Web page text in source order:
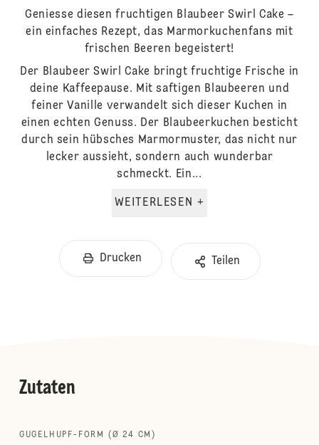
Geniesse diesen fruchtigen Blaubeer Swirl Cake –
ein einfaches Rezept, das Marmorkuchenfans mit
frischen Beeren begeistert!
Der Blaubeer Swirl Cake bringt fruchtige Frische in
deine Kaffeepause. Mit saftigen Blaubeeren und
feiner Vanille verwandelt sich dieser Kuchen in
einen echten Genuss. Der Blaubeerkuchen besticht
durch sein hübsches Marmormuster, das nicht nur
lecker aussieht, sondern auch wunderbar
schmeckt. Ein...
WEITERLESEN +
Drucken Teilen
Zutaten
GUGELHUPF-FORM (Ø 24 CM)